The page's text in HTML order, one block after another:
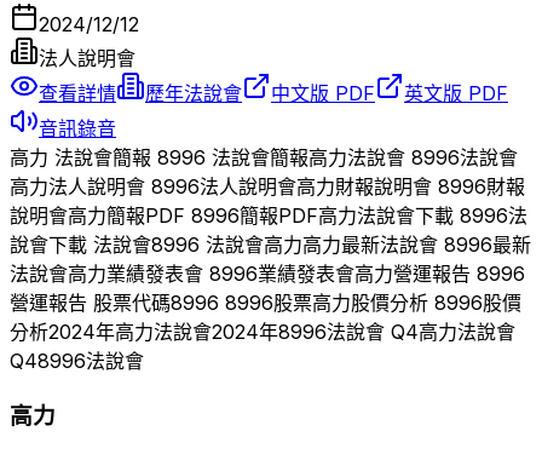
2024/12/12
法人說明會
查看詳情
歷年法說會 中文版 PDF
英文版 PDF
音訊錄音
高力 法說會簡報 8996 法說會簡報高力法說會 8996法說會
高力法人說明會 8996法人說明會高力財報說明會 8996財報
說明會高力簡報PDF 8996簡報PDF高力法說會下載 8996法
說會下載 法說會8996 法說會高力高力最新法說會 8996最新
法說會高力業績發表會 8996業績發表會高力營運報告 8996
營運報告 股票代碼8996 8996股票高力股價分析 8996股價
分析2024年高力法說會2024年8996法說會 Q4高力法說會
Q48996法說會
高力